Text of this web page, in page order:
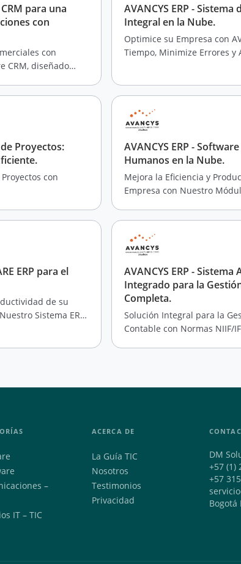
para una
con
con
CRM, diseñado
de datos.
AVANCYS ERP - Sistema
Integral en la Nube.
Optimice su Empresa con
Tiempo, Minimize Errores y
de Proyectos:
con
AVANCYS ERP -
Humanos en la Nube.
Mejora la Eficiencia y
Empresa con Nuestro
ERP para el
de su
Sistema ERP,
AVANCYS ERP -
Integrado para la
Completa.
Solución Integral para la
Contable con Normas NIIF/
–
IT – TIC
ACERCA DE
La Guía TIC
Nosotros
Testimonios
Privacidad
DM
+57 (1)
+57